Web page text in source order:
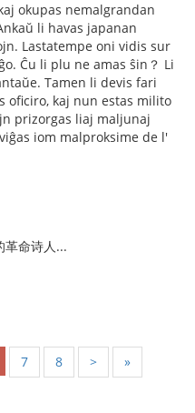
okupas nemalgrandan
li havas japanan
Lastatempe oni vidis sur
Ĉu li plu ne amas ŝin？ Li
Tamen li devis fari
oficiro, kaj nun estas milito
prizorgas liaj maljunaj
iom malproksime de l'
革命诗人...
7 8 > »